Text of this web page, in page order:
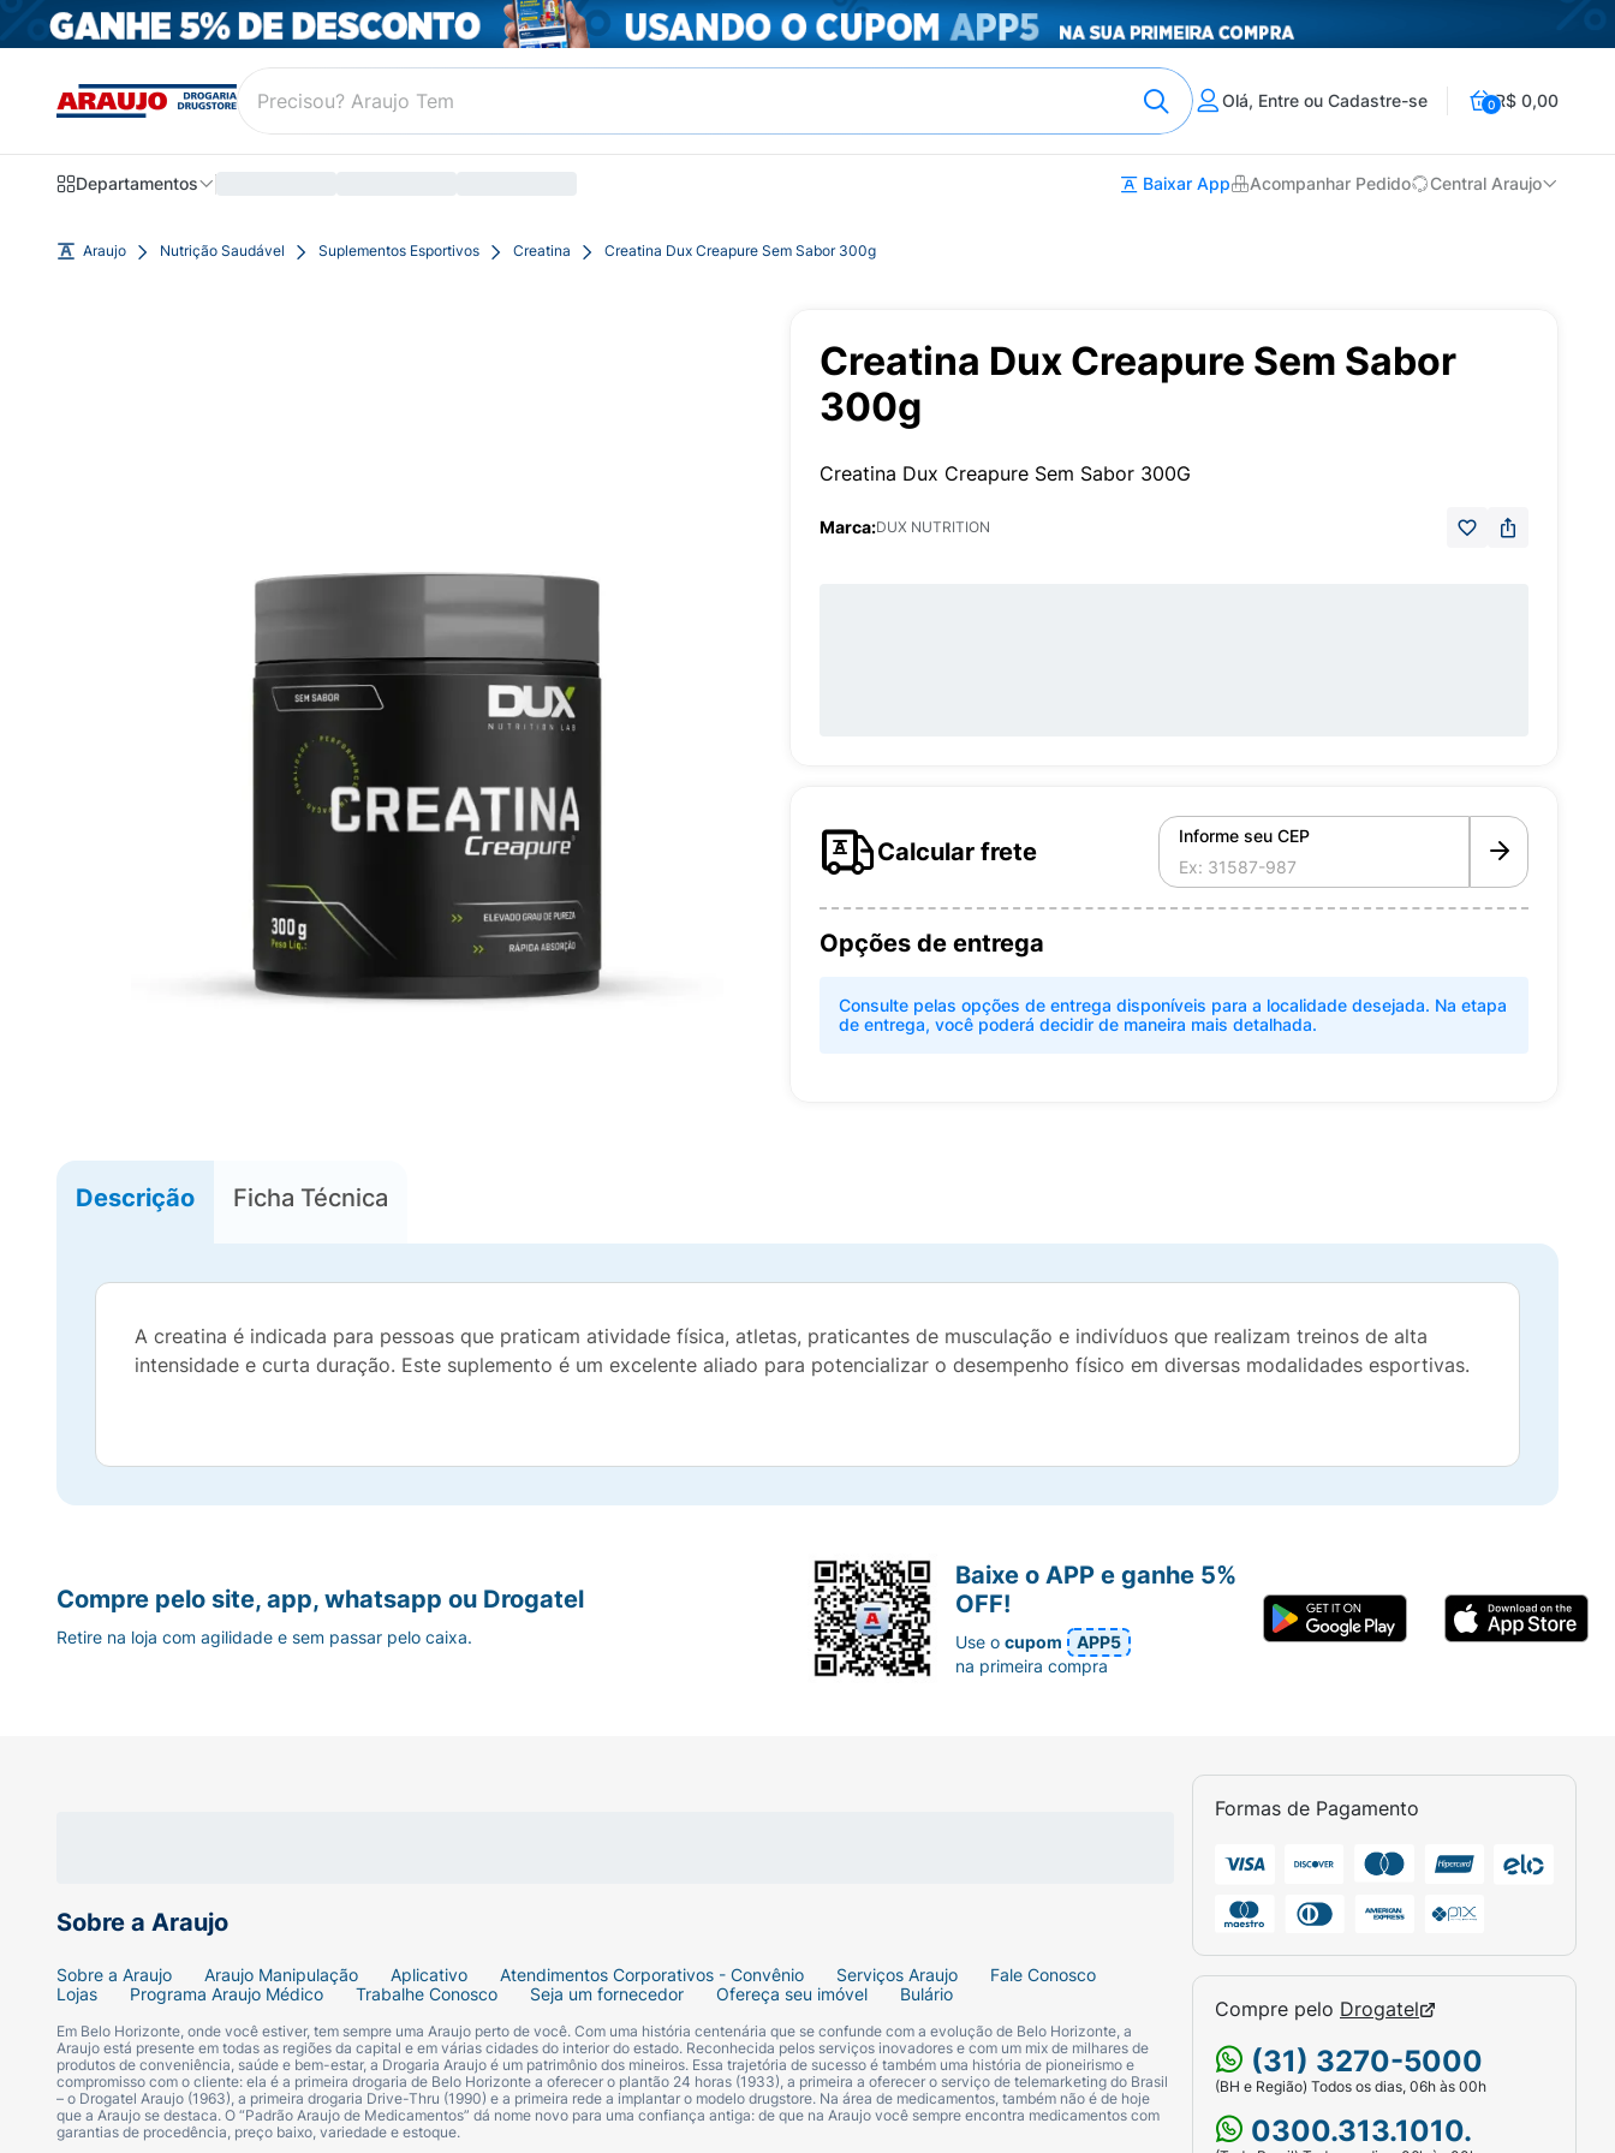
Olá, Entre ou Cadastre-se 0R$ 0,00
Departamentos Baixar App Acompanhar Pedido Central Araujo
Araujo Nutrição Saudável Suplementos Esportivos Creatina Creatina Dux Creapure Sem Sabor 300g
Creatina Dux Creapure Sem Sabor
300g
Creatina Dux Creapure Sem Sabor 300G
Marca:DUX NUTRITION
Calcular frete
Informe seu CEP
Opções de entrega
Consulte pelas opções de entrega disponíveis para a localidade desejada. Na etapa
de entrega, você poderá decidir de maneira mais detalhada.
Descrição Ficha Técnica
A creatina é indicada para pessoas que praticam atividade física, atletas, praticantes de musculação e indivíduos que realizam treinos de alta
intensidade e curta duração. Este suplemento é um excelente aliado para potencializar o desempenho físico em diversas modalidades esportivas.
Sobre a Araujo
Sobre a Araujo Araujo Manipulação Aplicativo Atendimentos Corporativos - Convênio Serviços Araujo
Fale Conosco
Lojas
Programa Araujo Médico Trabalhe Conosco Seja um fornecedor Ofereça seu imóvel Bulário
Em Belo Horizonte, onde você estiver, tem sempre uma Araujo perto de você. Com uma história centenária que se confunde com a evolução de Belo Horizonte, a
Araujo está presente em todas as regiões da capital e em várias cidades do interior do estado. Reconhecida pelos serviços inovadores e com um mix de milhares de
produtos de conveniência, saúde e bem-estar, a Drogaria Araujo é um patrimônio dos mineiros. Essa trajetória de sucesso é também uma história de pioneirismo e
compromisso com o cliente: ela é a primeira drogaria de Belo Horizonte a oferecer o plantão 24 horas (1933), a primeira a oferecer o serviço de telemarketing do Brasil
– o Drogatel Araujo (1963), a primeira drogaria Drive-Thru (1990) e a primeira rede a implantar o modelo drugstore. Na área de medicamentos, também não é de hoje
que a Araujo se destaca. O “Padrão Araujo de Medicamentos” dá nome novo para uma confiança antiga: de que na Araujo você sempre encontra medicamentos com
garantias de procedência, preço baixo, variedade e estoque.
Formas de Pagamento
Compre pelo Drogatel
(31) 3270-5000
(BH e Região) Todos os dias, 06h às 00h
0300.313.1010.
Compre pelo site, app, whatsapp ou Drogatel
Retire na loja com agilidade e sem passar pelo caixa.
Baixe o APP e ganhe 5%
OFF!
Use ocupom
APP5
na primeira compra